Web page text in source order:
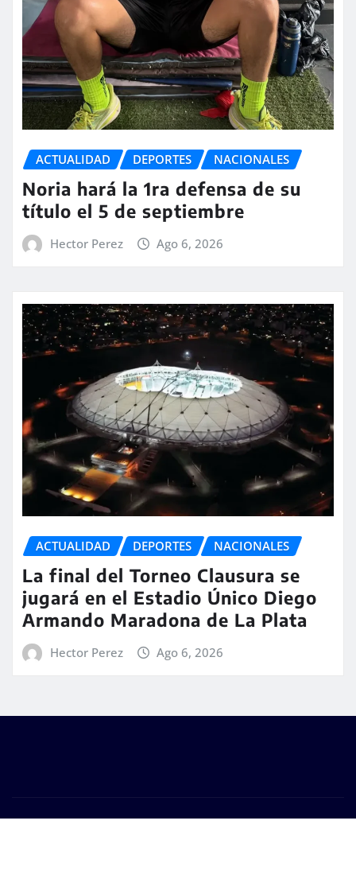
ACTUALIDAD DEPORTES NACIONALES
Noria hará la 1ra defensa de su
título el 5 de septiembre
Hector Perez Ago 6, 2026
ACTUALIDAD DEPORTES NACIONALES
La final del Torneo Clausura se
jugará en el Estadio Único Diego
Armando Maradona de La Plata
Hector Perez Ago 6, 2026